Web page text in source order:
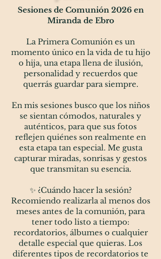
Sesiones de Comunión 2026 en
Miranda de Ebro
La Primera Comunión es un
momento único en la vida de tu hijo
o hija, una etapa llena de ilusión,
personalidad y recuerdos que
querrás guardar para siempre.
En mis sesiones busco que los niños
se sientan cómodos, naturales y
auténticos, para que sus fotos
reflejen quiénes son realmente en
esta etapa tan especial. Me gusta
capturar miradas, sonrisas y gestos
que transmitan su esencia.
✨ ¿Cuándo hacer la sesión?
Recomiendo realizarla al menos dos
meses antes de la comunión, para
tener todo listo a tiempo:
recordatorios, álbumes o cualquier
detalle especial que quieras. Los
diferentes tipos de recordatorios te